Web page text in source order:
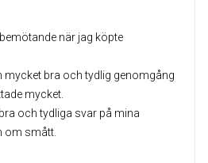
när jag köpte
mycket bra och tydlig genomgång
mycket.
och tydliga svar på mina
om smått.